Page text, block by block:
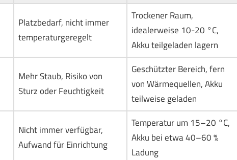
Platzbedarf, nicht immer
temperaturgeregelt
Trockener Raum,
idealerweise 10-20 °C,
Akku teilgeladen lagern
Mehr Staub, Risiko von
Sturz oder Feuchtigkeit
Geschützter Bereich, fern
von Wärmequellen, Akku
teilweise geladen
Nicht immer verfügbar,
Aufwand für Einrichtung
Temperatur um 15–20 °C,
Akku bei etwa 40–60 %
Ladung